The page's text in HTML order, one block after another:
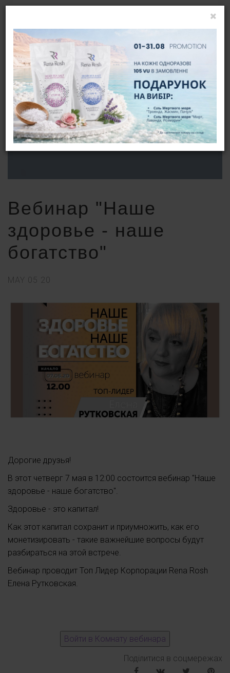
ВЕБИНАР "НАШЕ ЗДОРОВЬЕ - НАШЕ
БОГАТСТВО"
ГОЛОВНА НОВИНИ ВЕБИНАР "НАШЕ ЗДОРОВЬЕ - НАШЕ БОГАТСТВО"
Вебинар "Наше
здоровье - наше
богатство"
MAY 05 20
Дорогие друзья!
В этот четверг 7 мая в 12:00 состоится вебинар "Наше
здоровье - наше богатство".
Здоровье - это капитал!
Как этот капитал сохранит и приумножить, как его
монетизировать - такие важнейшие вопросы будут
разбираться на этой встрече.
Вебинар проводит Топ Лидер Корпорации Rena Rosh
Елена Рутковская.
Поділитися в соцмережах